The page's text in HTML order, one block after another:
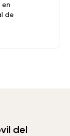
en
de
del